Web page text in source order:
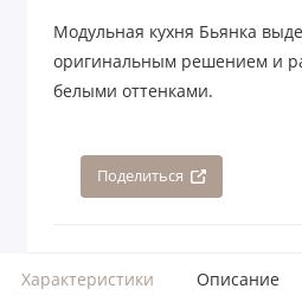
Модульная кухня Бьянка
оригинальным решением и
белыми оттенками.
Поделиться
Характеристики Описание